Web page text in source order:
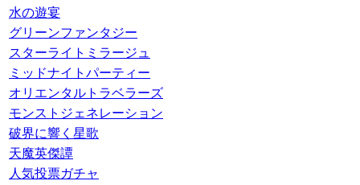
水の遊宴
グリーンファンタジー
スターライトミラージュ
ミッドナイトパーティー
オリエンタルトラベラーズ
モンストジェネレーション
破界に響く星歌
天魔英傑譚
人気投票ガチャ